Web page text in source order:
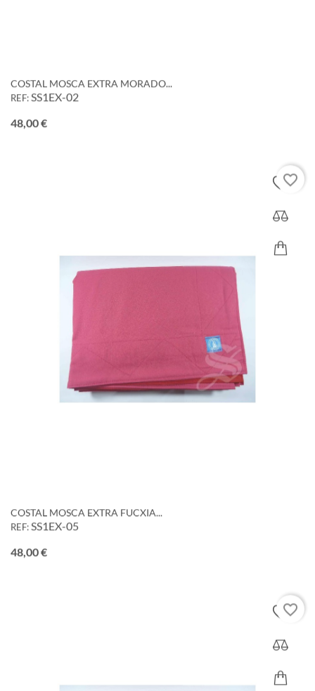
COSTAL MOSCA EXTRA MORADO...
REF: SS1EX-02
48,00 €Precio
COSTAL MOSCA EXTRA FUCXIA...
REF: SS1EX-05
48,00 €Precio
favorite_border
favorite_border